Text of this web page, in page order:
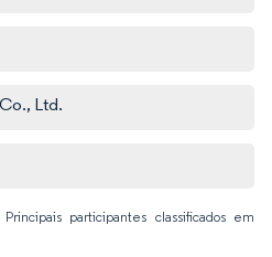
Ltd.
participantes classificados em